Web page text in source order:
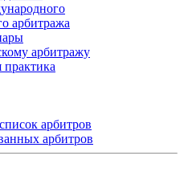
арбитража
арбитражу
практика
арбитров
арбитров